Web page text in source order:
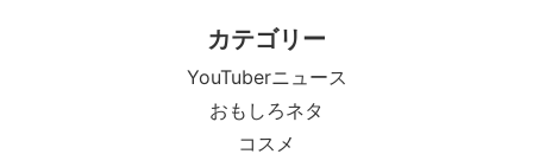
カテゴリー
YouTuberニュース
おもしろネタ
コスメ